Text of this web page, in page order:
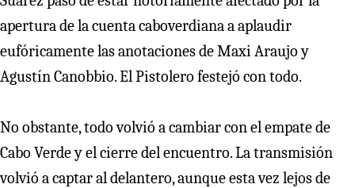
apertura de la cuenta caboverdiana a aplaudir
eufóricamente las anotaciones de Maxi Araujo y
Agustín Canobbio. El Pistolero festejó con todo.
No obstante, todo volvió a cambiar con el empate de
Cabo Verde y el cierre del encuentro. La transmisión
volvió a captar al delantero, aunque esta vez lejos de